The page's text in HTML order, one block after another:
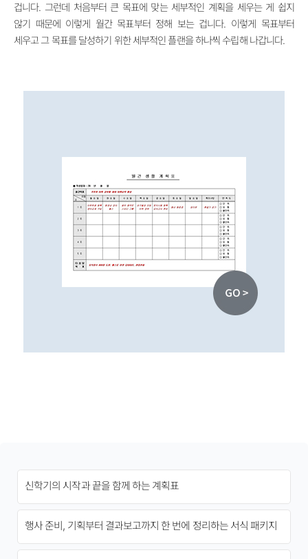
겁니다. 그런데 처음부터 큰 목표에 맞는 세부적인 계획을 세우는 게 쉽지
않기 때문에 이렇게 월간 목표부터 정해 보는 겁니다. 이렇게 목표부터
세우고 그 목표를 달성하기 위한 세부적인 플랜을 하나씩 수립해 나갑니다.
신학기의 시작과 끝을 함께 하는 계획표
행사 준비, 기획부터 결과보고까지 한 번에 정리하는 서식 패키지